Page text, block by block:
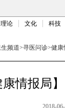
理论 文化 科技
频道>寻医问诊>健康
康情报局
2018-